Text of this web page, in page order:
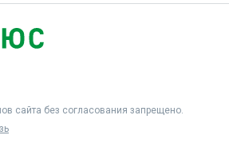
сайта без согласования запрещено.